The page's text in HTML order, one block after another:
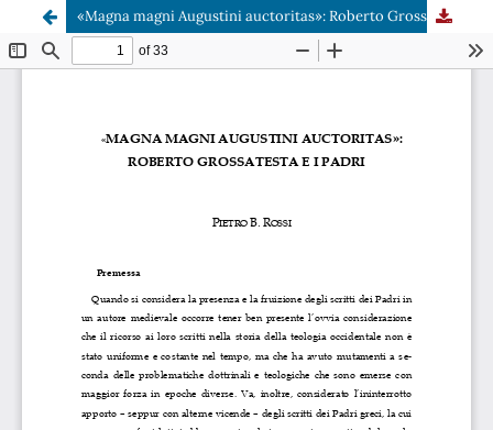
«Magna magni Augustini auctoritas»: Roberto Grossatesta e i Padri